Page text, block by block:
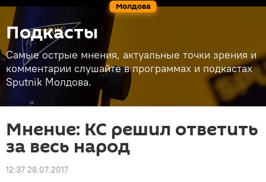
Молдова
Подкасты
Самые острые мнения, актуальные точки зрения и
комментарии слушайте в программах и подкастах
Sputnik Молдова.
Мнение: КС решил ответить
за весь народ
12:37 28.07.2017